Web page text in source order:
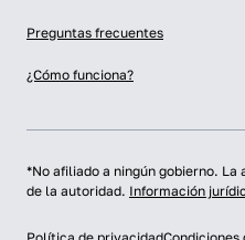
Preguntas frecuentes
¿Cómo funciona?
*No afiliado a ningún gobierno.
de la autoridad. Información